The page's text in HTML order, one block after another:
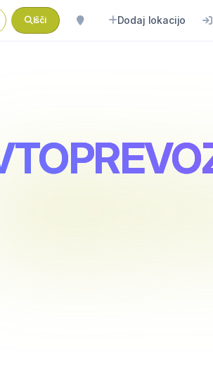
Išči Dodaj lokacijo